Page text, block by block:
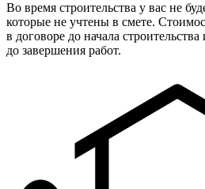
Во время строительства у вас не
которые не учтены в смете.
в договоре до начала
до завершения работ.